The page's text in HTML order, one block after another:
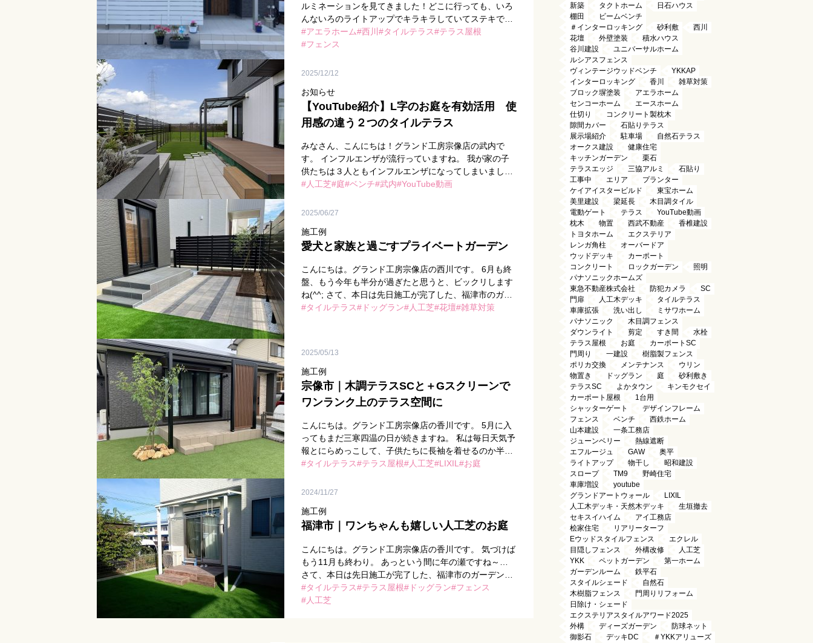
ルミネーションを見てきました！どこに行っても、いろ
んないろのライトアップでキラキラしていてステキでし
た
どこに行っても色んなイルミネーションがあり、つ
いつい足を止めて […]
アエラホーム 西川 タイルテラス
テラス屋根
フェンス
2025/12/12
お知らせ
【YouTube紹介】L字のお庭を有効活用 使
用感の違う２つのタイルテラス
みなさん、こんにちは！グランド工房宗像店の武内で
す。 インフルエンザが流行っていますね。 我が家の子
供たちは３人ともインフルエンザになってしまいまし
た。 上の子と下の子はぐったりしていたのに、真ん中の
人工芝 庭 ベンチ 武内 YouTube動画
2025/06/27
施工例
愛犬と家族と過ごすプライベートガーデン
こんにちは。グランド工房宗像店の西川です。 6月も終
盤、もう今年も半分が過ぎたと思うと、ビックリします
ね(^^; さて、本日は先日施工が完了した、福津市のガー
デン工事をされたＫ様邸のご紹介です！ 完成写真がこち
タイルテラス ドッグラン 人工芝 花壇 雑草対策
2025/05/13
施工例
宗像市｜木調テラスSCと＋Gスクリーンで
ワンランク上のテラス空間に
こんにちは。グランド工房宗像店の香川です。 5月に入
ってもまだ三寒四温の日が続きますね。 私は毎日天気予
報とにらめっこして、子供たちに長袖を着せるのか半袖
を着せるのか悩んでいます(汗) さて、本日は先日施工が
タイルテラス テラス屋根 人工芝 LIXIL お庭
2024/11/27
施工例
福津市｜ワンちゃんも嬉しい人工芝のお庭
こんにちは。グランド工房宗像店の香川です。 気づけば
もう11月も終わり。 あっという間に年の瀬ですね～…
さて、本日は先日施工が完了した、福津市のガーデン工
事をされたK様邸のご紹介です！ 完成写真がこちら 雑草
対策に人工 […]
タイルテラス テラス屋根 ドッグラン
フェンス
人工芝
新築
タクトホーム
日石ハウス
棚田
ビームベンチ
＃インターロッキング
砂利敷
西川
花壇
外壁塗装
積水ハウス
谷川建設
ユニバーサルホーム
ルシアスフェンス
ヴィンテージウッドベンチ
YKKAP
インターロッキング
香川
雑草対策
ブロック塀塗装
アエラホーム
センコーホーム
エースホーム
仕切り
コンクリート製枕木
隙間カバー
石貼りテラス
展示場紹介
駐車場
自然石テラス
オークス建設
健康住宅
キッチンガーデン
栗石
テラスエッジ
三協アルミ
石貼り
工事中
エリア
プランター
ケイアイスタービルド
東宝ホーム
美里建設
梁延長
木目調タイル
電動ゲート
テラス
YouTube動画
枕木
物置 西武不動産
香椎建設
トヨタホーム
エクステリア
レンガ角柱
オーバードア
ウッドデッキ
カーポート
コンクリート
ロックガーデン
照明
パナソニックホームズ
東急不動産株式会社
防犯カメラ
SC
門扉
人工木デッキ
タイルテラス
車庫拡張
洗い出し
ミサワホーム
パナソニック
木目調フェンス
ダウンライト
剪定 すき間
水栓
テラス屋根
お庭
カーポートSC
門周り
一建設
樹脂製フェンス
ポリカ交換
メンテナンス
ウリン
物置き
ドッグラン 庭
砂利敷き
テラスSC
よかタウン
キンモクセイ
カーポート屋根
1台用
シャッターゲート
デザインフレーム
フェンス
ベンチ
西鉄ホーム
山本建設
一条工務店
ジューンベリー
熱線遮断
エフルージュ
GAW
奥平
ライトアップ
物干し
昭和建設
スロープ
TM9
野崎住宅
車庫増設
youtube
グランドアートウォール
LIXIL
人工木デッキ・天然木デッキ
生垣撤去
セキスイハイム
アイ工務店
桧家住宅
リアリーターフ
Eウッドスタイルフェンス
エクレル
目隠しフェンス
外構改修
人工芝
YKK
ペットガーデン
第一ホーム
ガーデンルーム
鉄平石
スタイルシェード
自然石
木樹脂フェンス
門周りリフォーム
日除け・シェード
エクステリアスタイルアワード2025
外構
ディーズガーデン
防球ネット
御影石
デッキDC ＃YKKアリューズ